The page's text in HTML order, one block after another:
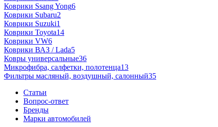
Коврики Ssang Yong6
Коврики Subaru2
Коврики Suzuki1
Коврики Toyota14
Коврики VW6
Коврики ВАЗ / Lada5
Ковры универсальные36
Микрофибра, салфетки, полотенца13
Фильтры масляный, воздушный, салонный35
Статьи
Вопрос-ответ
Бренды
Марки автомобилей